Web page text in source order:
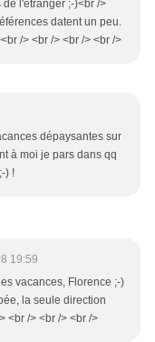
l'étranger ;-)<br />
datent un peu.
/> <br /> <br /> <br />
dépaysantes sur
à moi je pars dans qq
) !
19:59
vacances, Florence ;-)
la seule direction
<br /> <br /> <br />